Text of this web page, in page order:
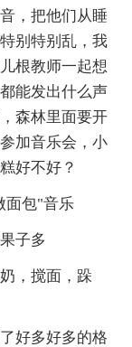
，把他们从睡
别特别乱，我
根教师一起想
能发出什么声
森林里面要开
加音乐会，小
好不好？
面包"音乐
子多
，搅面，跺
好多好多的格